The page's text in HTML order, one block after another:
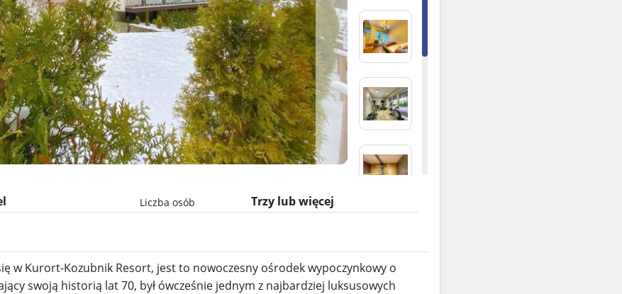
Liczba osób Trzy lub więcej
w Kurort-Kozubnik Resort, jest to nowoczesny ośrodek wypoczynkowy o
swoją historią lat 70, był ówcześnie jednym z najbardziej luksusowych